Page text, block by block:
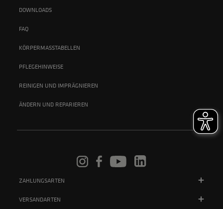
DOWNLOADS
FAQ
KÖRPERMASSTABELLEN
PFLEGEHINWEISE
REINIGEN UND IMPRÄGNIEREN
ÄNDERN UND REPARIEREN
ZAHLUNGSARTEN
VERSANDARTEN